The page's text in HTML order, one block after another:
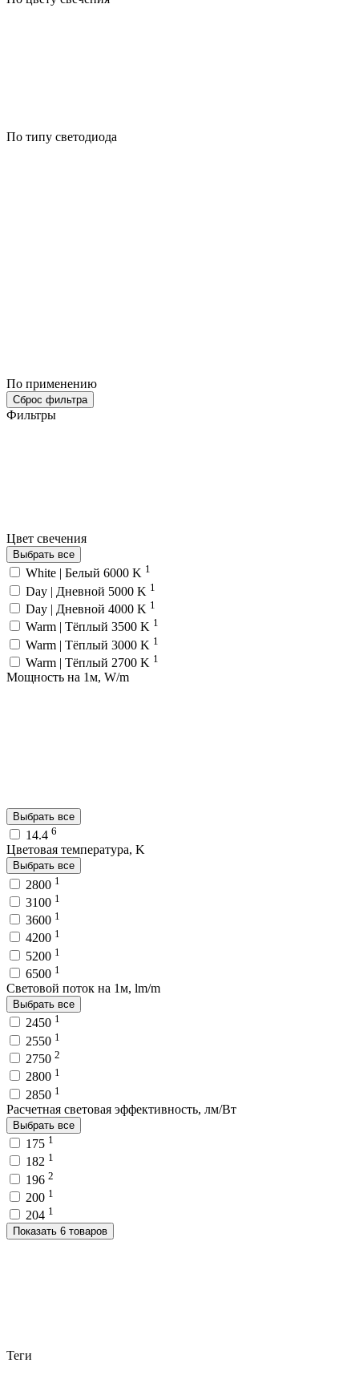
По типу светодиода
По применению
Сброс фильтра
Фильтры
Цвет свечения
Выбрать все
White | Белый 6000 K 1
Day | Дневной 5000 K 1
Day | Дневной 4000 K 1
Warm | Тёплый 3500 K 1
Warm | Тёплый 3000 K 1
Warm | Тёплый 2700 K 1
Мощность на 1м, W/m
Выбрать все
14.4 6
Цветовая температура, K
Выбрать все
2800 1
3100 1
3600 1
4200 1
5200 1
6500 1
Световой поток на 1м, lm/m
Выбрать все
2450 1
2550 1
2750 2
2800 1
2850 1
Расчетная световая эффективность, лм/Вт
Выбрать все
175 1
182 1
196 2
200 1
204 1
Показать 6 товаров
Теги